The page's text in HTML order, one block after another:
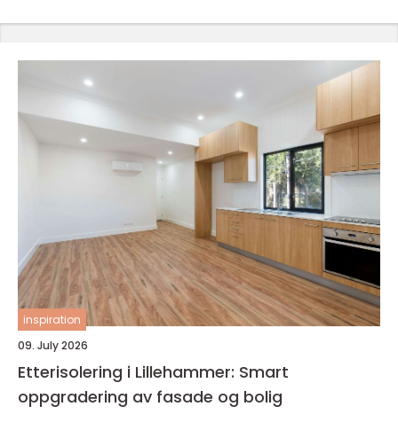
inspiration
09. July 2026
Etterisolering i Lillehammer: Smart
oppgradering av fasade og bolig